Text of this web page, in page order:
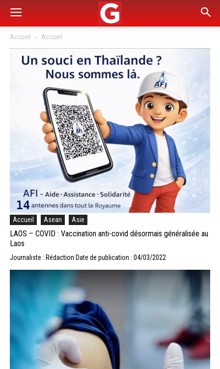
Accueil Accueil
Accueil Asean Asie
LAOS – COVID : Vaccination anti-covid désormais généralisée au
Laos
Journaliste : Rédaction Date de publication : 04/03/2022